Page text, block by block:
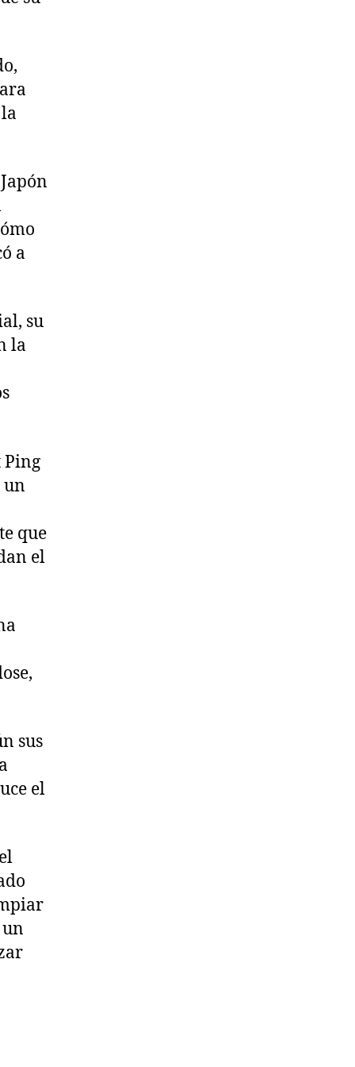
a
su
la
Ping
un
que
el
sus
el